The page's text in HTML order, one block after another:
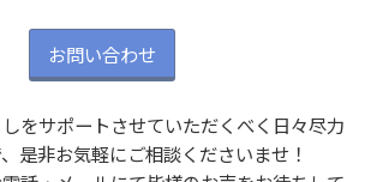
お問い合わせ
をサポートさせていただくべく日々尽力
是非お気軽にご相談くださいませ！